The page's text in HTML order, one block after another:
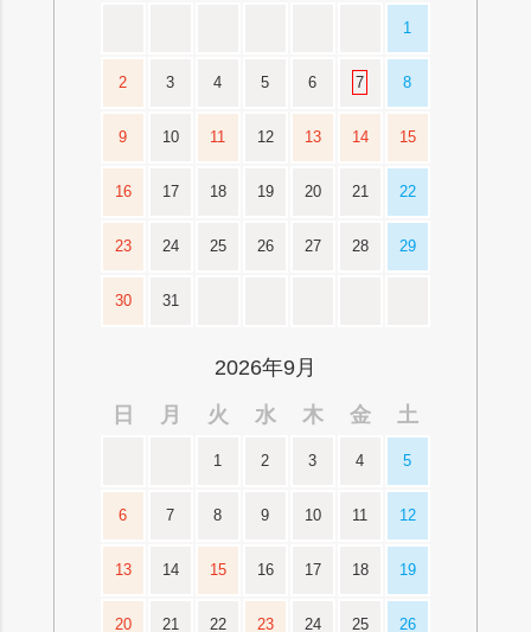
1
2 3 4 5 6 7 8
9 10 11 12 13 14 15
16 17 18 19 20 21 22
23 24 25 26 27 28 29
30 31
2026年9月
日
月 火 水 木 金 土
1 2 3 4 5
6 7 8 9 10 11 12
13 14 15 16 17 18 19
20 21 22 23 24 25 26